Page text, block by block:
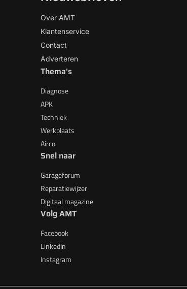
Over AMT
Klantenservice
Contact
Adverteren
Thema's
Diagnose
APK
Techniek
Werkplaats
Airco
Snel naar
Garageforum
Reparatiewijzer
Digitaal magazine
Volg AMT
Facebook
LinkedIn
Instagram